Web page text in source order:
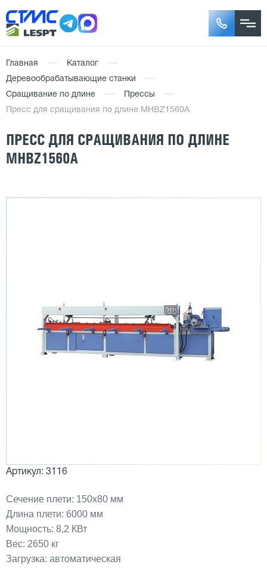
Главная
Каталог
Деревообрабатывающие станки
Сращивание по длине
Прессы
Пресс для сращивания по длине MHBZ1560A
ПРЕСС ДЛЯ СРАЩИВАНИЯ ПО ДЛИНЕ
MHBZ1560A
Артикул: 3116
Сечение плети: 150х80 мм
Длина плети: 6000 мм
Мощность: 8,2 КВт
Вес: 2650 кг
Загрузка: автоматическая